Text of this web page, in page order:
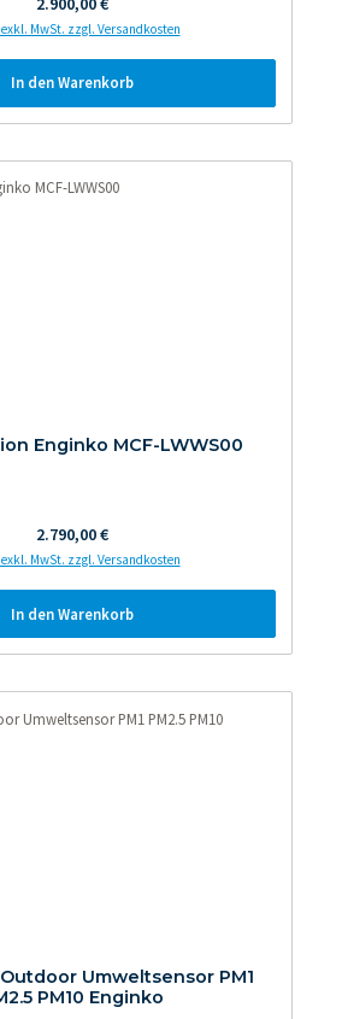
exkl. MwSt. zzgl. Versandkosten
In den Warenkorb
Enginko MCF-LWWS00
Regulärer Preis:
2.790,00 €
exkl. MwSt. zzgl. Versandkosten
In den Warenkorb
Umweltsensor PM1
PM10 Enginko